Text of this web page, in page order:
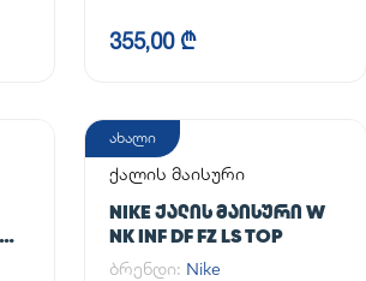
355,00 ₾
ახალი
ქალის მაისური
NIKE ᲥᲐᲚᲘᲡ ᲛᲐᲘᲡᲣᲠᲘ W
NK INF DF FZ LS TOP
ბრენდი: Nike